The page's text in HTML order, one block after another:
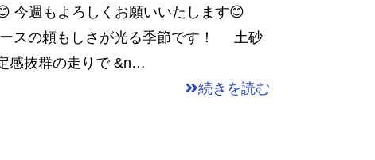
今週もよろしくお願いいたします😊
スの頼もしさが光る季節です！ 土砂
感抜群の走りで &n…
続きを読む